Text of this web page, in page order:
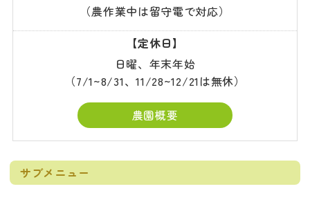
（農作業中は留守電で対応）
【定休日】
日曜、年末年始
（7/1~8/31、11/28~12/21は無休）
農園概要
サブメニュー